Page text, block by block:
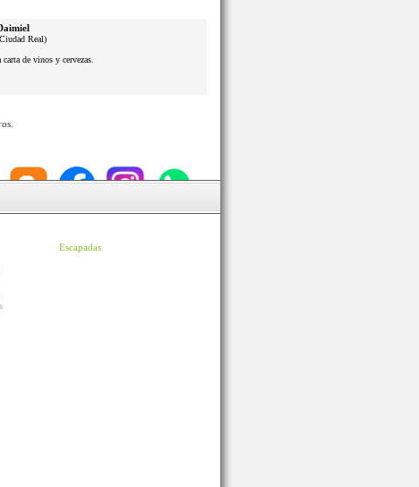
Real)
de vinos y cervezas.
Escapadas